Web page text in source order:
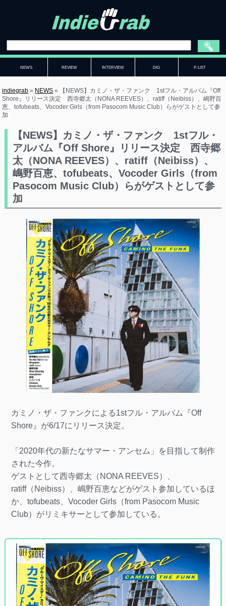
NEWS REVIEW INTERVIEW DIG P-LIST
indiegrab » NEWS »
【NEWS】カミノ・ザ・ファンク 1stフル・アルバム『Off
Shore』リリース決定 西寺郷太（NONA REEVES）、ratiff（Neibiss）、嶋野百
恵、tofubeats、Vocoder Girls（from Pasocom Music Club）らがゲストとして参
加
【NEWS】カミノ・ザ・ファンク 1stフル・
アルバム『Off Shore』リリース決定 西寺郷
太（NONA REEVES）、ratiff（Neibiss）、
嶋野百恵、tofubeats、Vocoder Girls（from
Pasocom Music Club）らがゲストとして参
加
カミノ・ザ・ファンクによる1stフル・アルバム『Off
Shore』が6/17にリリース決定。
「2020年代の新たなサマー・アンセム」を目指して制作
された今作。
ゲストとして西寺郷太（NONA REEVES）、
ratiff（Neibiss）、嶋野百恵などがゲスト参加しているほ
か、tofubeats、Vocoder Girls（from Pasocom Music
Club）がリミキサーとして参加している。